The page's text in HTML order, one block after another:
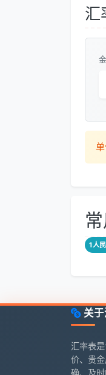
汇
1人
关
汇率表
价、贵
确、及时